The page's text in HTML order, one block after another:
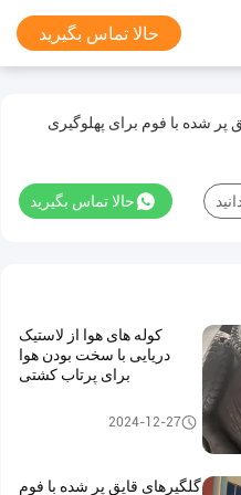
حالا تماس بگیرید
پر شده با فوم برای پهلوگیری
حالا تماس بگیرید
کوله های هوا از لاستیک
دریایی با سخت بودن هوا
برای پرتاب کشتی
Foam Filled Fenders2024-12-27
گلگیرهای قایق پر شده با فوم